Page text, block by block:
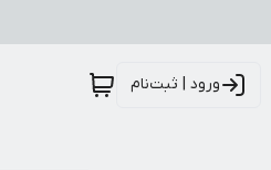
ورود | ثبت‌نام